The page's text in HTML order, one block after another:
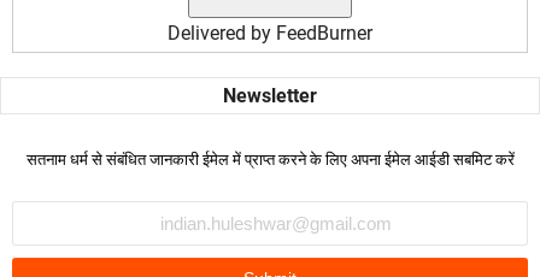
Delivered by FeedBurner
सतनाम धर्म से संबंधित जानकारी ईमेल में प्राप्त करने के लिए अपना ईमेल आईडी सबमिट करें